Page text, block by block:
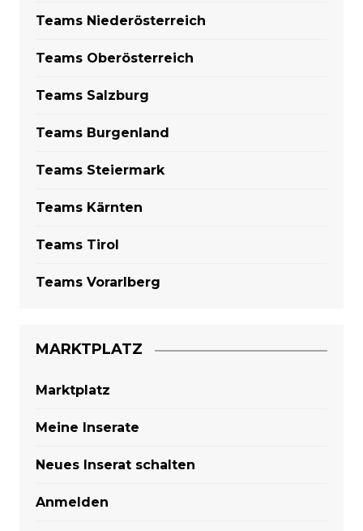
Teams Niederösterreich
Teams Oberösterreich
Teams Salzburg
Teams Burgenland
Teams Steiermark
Teams Kärnten
Teams Tirol
Teams Vorarlberg
MARKTPLATZ
Marktplatz
Meine Inserate
Neues Inserat schalten
Anmelden